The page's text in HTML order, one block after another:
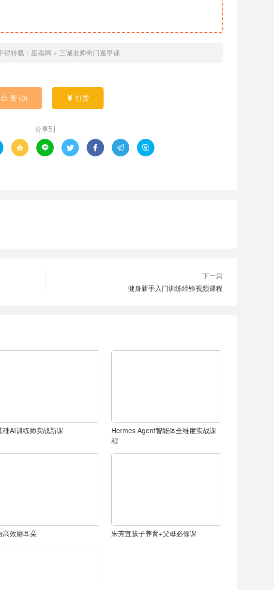
得转载： 星魂网 » 三诚老师奇门遁甲课
 赞 (0)  打赏
分享到
     
下一篇
健身新手入门训练经验视频课程
础AI训练师实战新课
Hermes Agent智能体全维度实战课
程
高效磨耳朵 朱芳宜孩子养育+父母必修课